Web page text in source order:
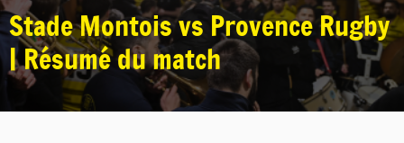
Stade Montois vs Provence Rugby
| Résumé du match